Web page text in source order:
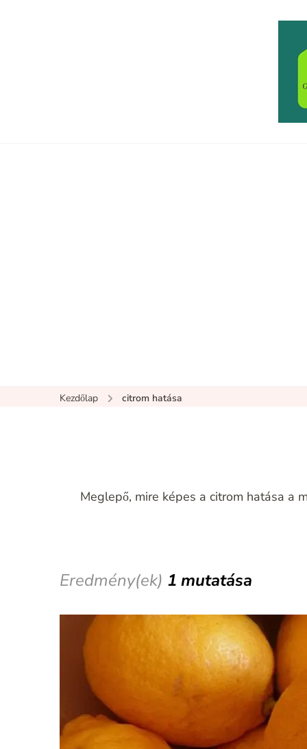
Kezdőlap citrom hatása
Meglepő, mire képes a citrom hatása a
Eredmény(ek) 1 mutatása